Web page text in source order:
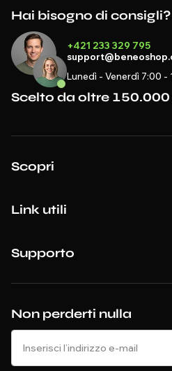
Non perderti nulla
Hai bisogno di consigli?
+421 233 329 795
Lunedì - Venerdì 7:00 -
Scelto da oltre
Scopri
Link utili
Supporto